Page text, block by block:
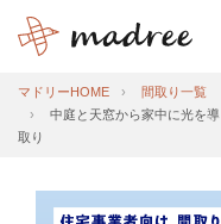
マドリーHOME
間取り一覧
中庭と天窓から家中に光を
取り